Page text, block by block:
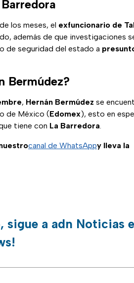
los meses, el exfuncionario de
además de que investigaciones
de seguridad del estado a
Bermúdez?
, Hernán Bermúdez se
de México (Edomex), esto en
tiene con La Barredora.
canal de WhatsAppy lleva la
sigue a adn Noticias